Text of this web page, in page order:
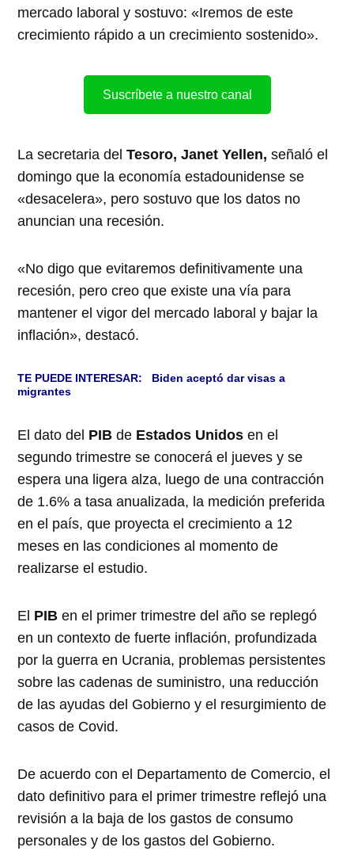
mercado laboral y sostuvo: «Iremos de este
crecimiento rápido a un crecimiento sostenido».
Suscríbete a nuestro canal
La secretaria delTesoro, Janet Yellen, señaló el
domingo que la economía estadounidense se
«desacelera», pero sostuvo que los datos no
anuncian una recesión.
«No digo que evitaremos definitivamente una
recesión, pero creo que existe una vía para
mantener el vigor del mercado laboral y bajar la
inflación», destacó.
TE PUEDE INTERESAR: Biden aceptó dar visas a
migrantes
El dato del PIB de Estados Unidos en el
segundo trimestre se conocerá el jueves y se
espera una ligera alza, luego de una contracción
de 1.6% a tasa anualizada, la medición preferida
en el país, que proyecta el crecimiento a 12
meses en las condiciones al momento de
realizarse el estudio.
El PIB en el primer trimestre del año se replegó
en un contexto de fuerte inflación, profundizada
por la guerra en Ucrania, problemas persistentes
sobre las cadenas de suministro, una reducción
de las ayudas del Gobierno y el resurgimiento de
casos de Covid.
De acuerdo con el Departamento de Comercio, el
dato definitivo para el primer trimestre reflejó una
revisión a la baja de los gastos de consumo
personales y de los gastos del Gobierno.